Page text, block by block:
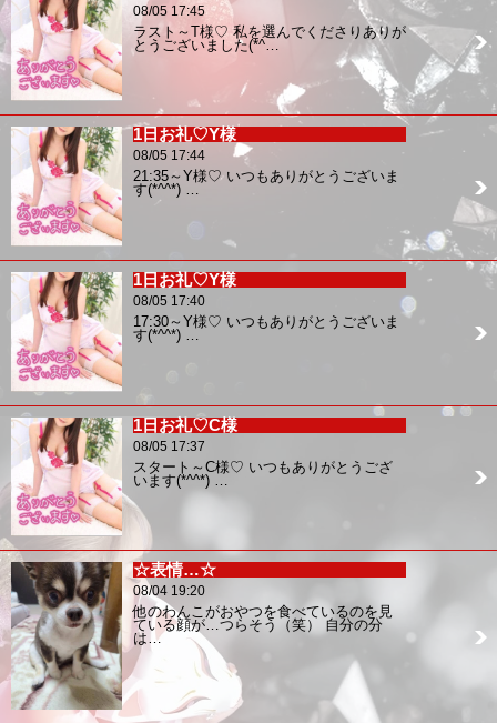
08/05 17:45
ラスト～T様♡ 私を選んでくださりありが
とうございました(*^…
1日お礼♡Y様
08/05 17:44
21:35～Y様♡ いつもありがとうございま
す(*^^*) …
1日お礼♡Y様
08/05 17:40
17:30～Y様♡ いつもありがとうございま
す(*^^*) …
1日お礼♡C様
08/05 17:37
スタート～C様♡ いつもありがとうござ
います(*^^*) …
☆表情…☆
08/04 19:20
他のわんこがおやつを食べているのを見
ている顔が…つらそう（笑） 自分の分
は…